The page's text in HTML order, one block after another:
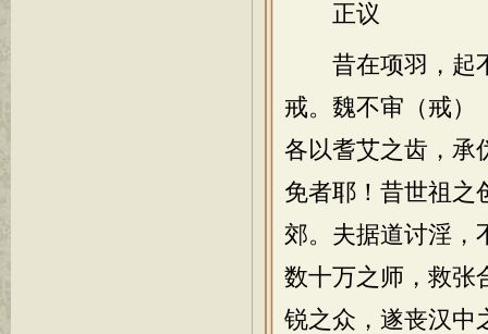
正议
昔在项羽，起不
戒。魏不审（戒）
各以耆艾之齿，承
免者耶！昔世祖之
郊。夫据道讨淫，
数十万之师，救张
锐之众，遂丧汉中